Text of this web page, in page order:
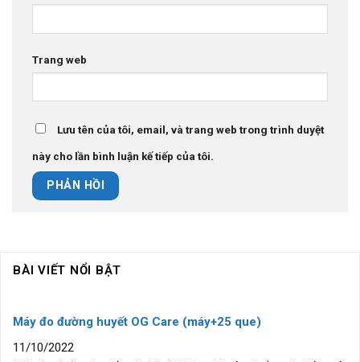
Trang web
Lưu tên của tôi, email, và trang web trong trình duyệt
này cho lần bình luận kế tiếp của tôi.
BÀI VIẾT NỔI BẬT
Máy đo đường huyết OG Care (máy+25 que)
11/10/2022